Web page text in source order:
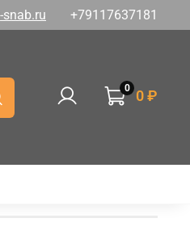
snab.ru +79117637181
0 0 ₽